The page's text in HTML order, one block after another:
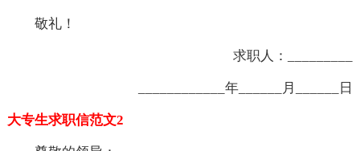
敬礼！
求职人：_________
____________年______月______日
大专生求职信范文2